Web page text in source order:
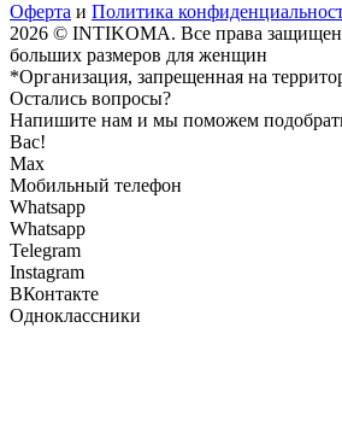
Оферта и Политика
2026 © INTIKOMA. Все права
больших размеров для женщин
*Организация, запрещенная на
Остались вопросы?
Напишите нам и мы поможем
Вас!
Max
Мобильный телефон
Whatsapp
Whatsapp
Telegram
Instagram
ВКонтакте
Одноклассники